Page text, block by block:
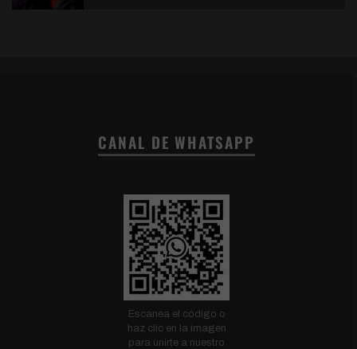
CANAL DE WHATSAPP
Escanea el código o
haz clic en la imagen
para unirte a nuestro